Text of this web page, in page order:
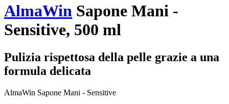
AlmaWin Sapone Mani -
Sensitive, 500 ml
Pulizia rispettosa della pelle grazie a una
formula delicata
AlmaWin Sapone Mani - Sensitive